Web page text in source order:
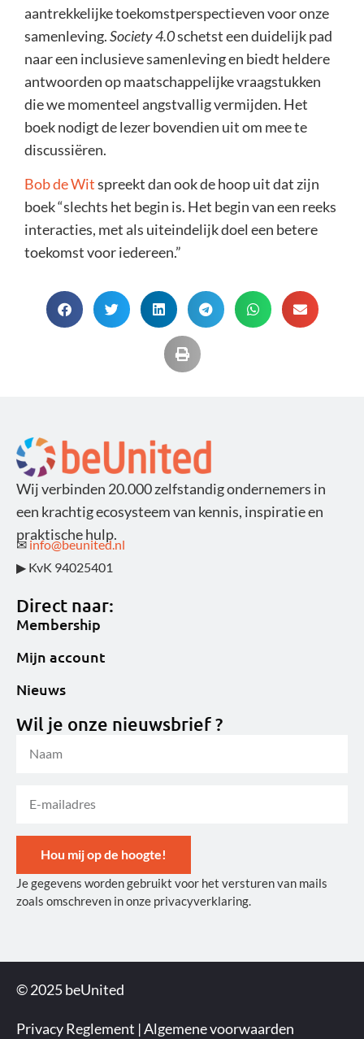
aantrekkelijke toekomstperspectieven voor onze
samenleving.Society 4.0schetst een duidelijk pad
naar een inclusieve samenleving en biedt heldere
antwoorden op maatschappelijke vraagstukken
die we momenteel angstvallig vermijden. Het
boek nodigt de lezer bovendien uit om mee te
discussiëren.
Bob de Witspreekt dan ook de hoop uit dat zijn
boek “slechts het begin is. Het begin van een reeks
interacties, met als uiteindelijk doel een betere
toekomst voor iedereen.”
Wij verbinden 20.000 zelfstandig ondernemers in
een krachtig ecosysteem van kennis, inspiratie en
praktische hulp.
✉ info@beunited.nl
▶ KvK 94025401
Direct naar:
Membership
Mijn account
Nieuws
Wil je onze nieuwsbrief ?
Hou mij op de hoogte!
Alternative:
Je gegevens worden gebruikt voor het versturen van mails
zoals omschreven in onze privacyverklaring.
© 2025 beUnited
Privacy Reglement |Algemene voorwaarden